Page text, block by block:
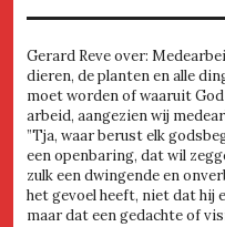
Gerard Reve over:
dieren, de planten en alle
moet worden of waaruit
arbeid, aangezien wij
”Tja, waar berust elk
een openbaring, dat wil
zulk een dwingende en
het gevoel heeft, niet dat hij
maar dat een gedachte of